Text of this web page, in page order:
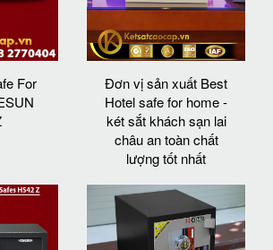
For
Đơn vị sản xuất Best
Hotel safe for home -
két sắt khách sạn lai
châu an toàn chất
lượng tốt nhất